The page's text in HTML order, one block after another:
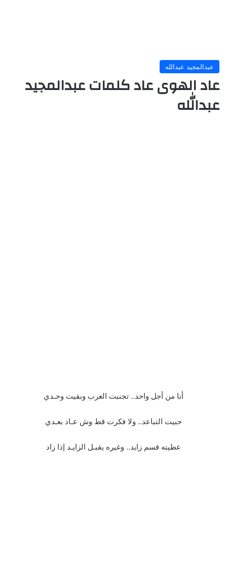
عبدالمجيد عبدالله
عاد الهوى عاد كلمات عبدالمجيد
عبدالله
أنا من أجل واحد.. تجنبت العرب وبقيت وحـدي
حبيت التباعد.. ولا فكرت قط وش عـاد بعـدي
عطيته قسم زايد.. وغيره يقبـل الزايـد إذا زاد